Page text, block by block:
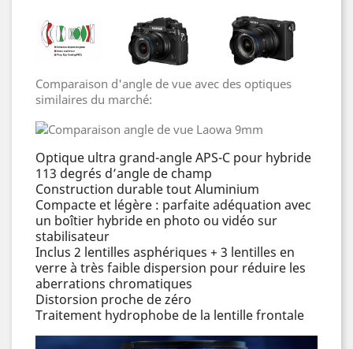
Comparaison d'angle de vue avec des optiques
similaires du marché:
Optique ultra grand-angle APS-C pour hybride
113 degrés d’angle de champ
Construction durable tout Aluminium
Compacte et légère : parfaite adéquation avec
un boîtier hybride en photo ou vidéo sur
stabilisateur
Inclus 2 lentilles asphériques + 3 lentilles en
verre à très faible dispersion pour réduire les
aberrations chromatiques
Distorsion proche de zéro
Traitement hydrophobe de la lentille frontale